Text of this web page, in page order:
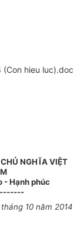
hieu luc).doc
NGHĨA VIỆT
- Hạnh phúc
10 năm 2014